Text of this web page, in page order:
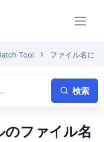
Tool ファイル名に
検索